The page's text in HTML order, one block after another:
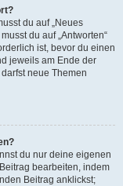
du auf „Neues
du auf „Antworten“
ist, bevor du einen
jeweils am Ende der
neue Themen
du nur deine eigenen
bearbeiten, indem
Beitrag anklickst;